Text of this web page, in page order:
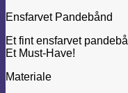
Ensfarvet Pandebånd
Et fint ensfarvet
Et Must-Have!
Materiale